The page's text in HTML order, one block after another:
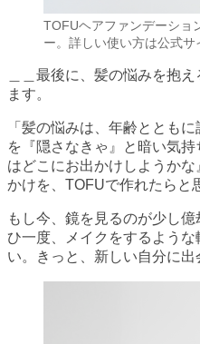
TOFUヘアファンデーショ
ー。詳しい使い方は公式サ
＿＿最後に、髪の悩みを抱
ます。
「髪の悩みは、年齢ととも
を『隠さなきゃ』と暗い気
はどこにお出かけしようか
かけを、TOFUで作れたらと
もし今、鏡を見るのが少し
ひ一度、メイクをするよう
い。きっと、新しい自分に出